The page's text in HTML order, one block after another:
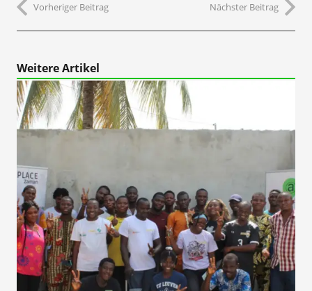
Vorheriger Beitrag Nächster Beitrag
Weitere Artikel